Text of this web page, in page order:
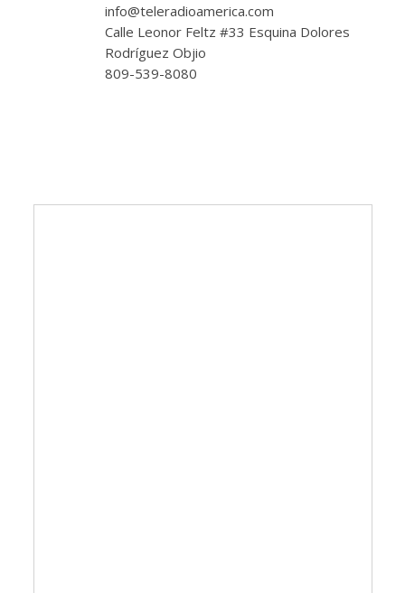
info@teleradioamerica.com
Calle Leonor Feltz #33 Esquina Dolores
Rodríguez Objio
809-539-8080